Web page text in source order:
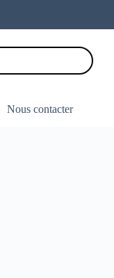
Nous contacter